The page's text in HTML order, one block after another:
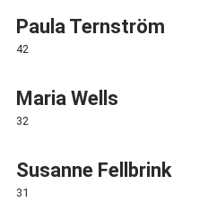
Paula Ternström
42
Maria Wells
32
Susanne Fellbrink
31